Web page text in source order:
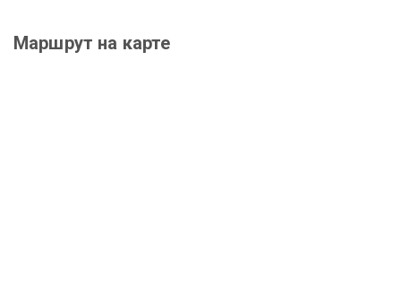
Маршрут на карте